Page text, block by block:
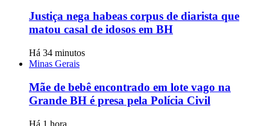
Justiça nega habeas corpus de diarista que
matou casal de idosos em BH
Há 34 minutos
Minas Gerais
Mãe de bebê encontrado em lote vago na
Grande BH é presa pela Polícia Civil
Há 1 hora